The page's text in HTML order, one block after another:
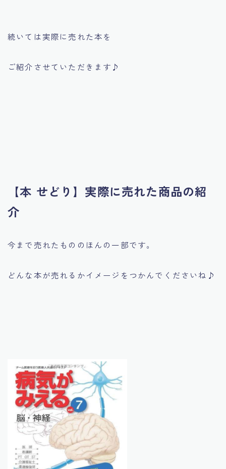
続いては実際に売れた本を
ご紹介させていただきます♪
【本 せどり】実際に売れた商品の紹
介
今まで売れたもののほんの一部です。
どんな本が売れるかイメージをつかんでくださいね♪